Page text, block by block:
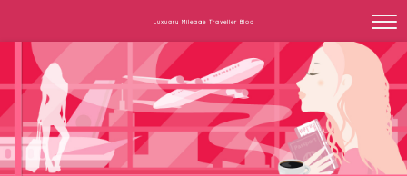
Luxuary Mileage Traveller Blog